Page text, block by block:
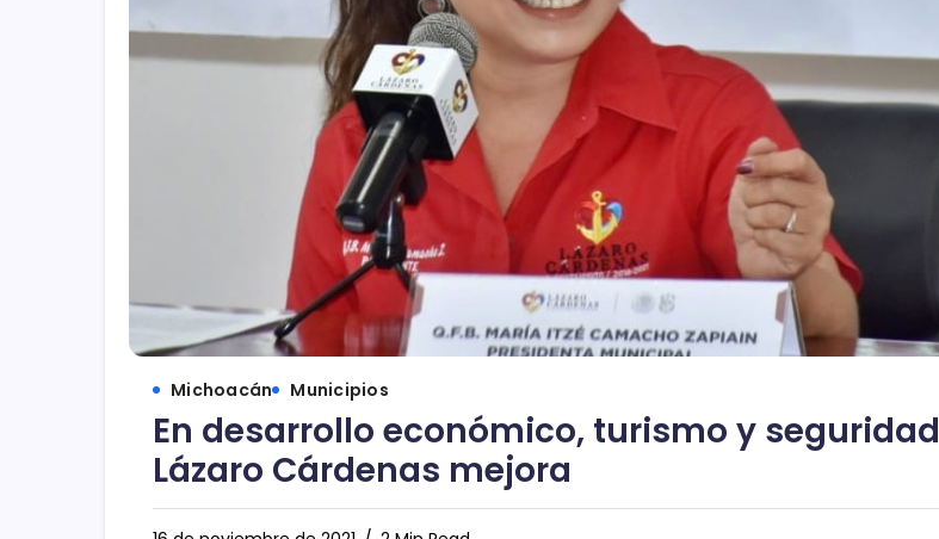
Michoacán Municipios
En desarrollo económico, turismo y seguridad
Lázaro Cárdenas mejora